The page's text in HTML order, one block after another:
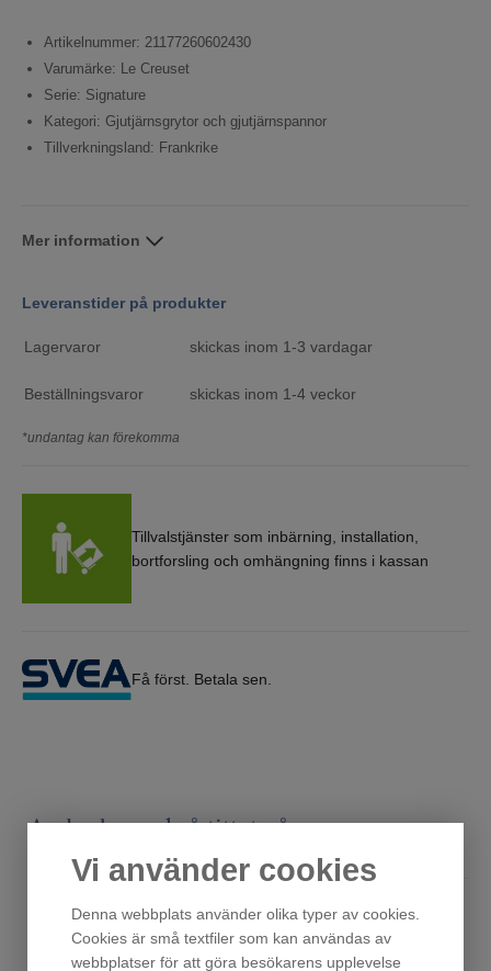
Vi använder cookies
Denna webbplats använder olika typer av cookies.
Cookies är små textfiler som kan användas av
webbplatser för att göra besökarens upplevelse
Artikelnummer: 21177260602430
Varumärke: Le Creuset
Serie: Signature
Kategori: Gjutjärnsgrytor och gjutjärnspannor
Tillverkningsland: Frankrike
Mer information
Leveranstider på produkter
Lagervaror skickas inom 1-3 vardagar
Beställningsvaror skickas inom 1-4 veckor
*undantag kan förekomma
Tillvalstjänster som inbärning, installation,
bortforsling och omhängning finns i kassan
Få först. Betala sen.
Andra har också tittat på